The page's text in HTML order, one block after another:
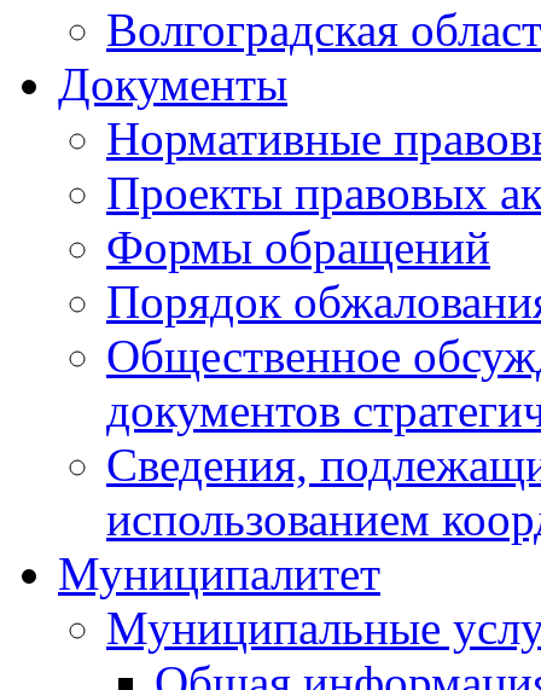
Волгоградская
Документы
Нормативные
Проекты правовых
Формы обращений
Порядок
Общественное
документов
Сведения,
использованием
Муниципалитет
Муниципальные